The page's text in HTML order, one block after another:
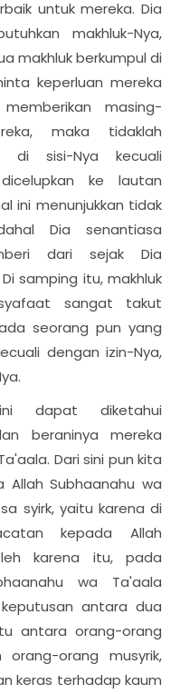
untuk mereka. Dia
makhluk-Nya,
makhluk berkumpul di
keperluan mereka
masing-
maka tidaklah
di sisi-Nya kecuali
ke lautan
ini menunjukkan tidak
Dia senantiasa
dari sejak Dia
samping itu, makhluk
sangat takut
seorang pun yang
dengan izin-Nya,
dapat diketahui
beraninya mereka
Dari sini pun kita
Subhaanahu wa
syirk, yaitu karena di
kepada Allah
karena itu, pada
wa Ta'aala
antara dua
antara orang-orang
orang musyrik,
keras terhadap kaum